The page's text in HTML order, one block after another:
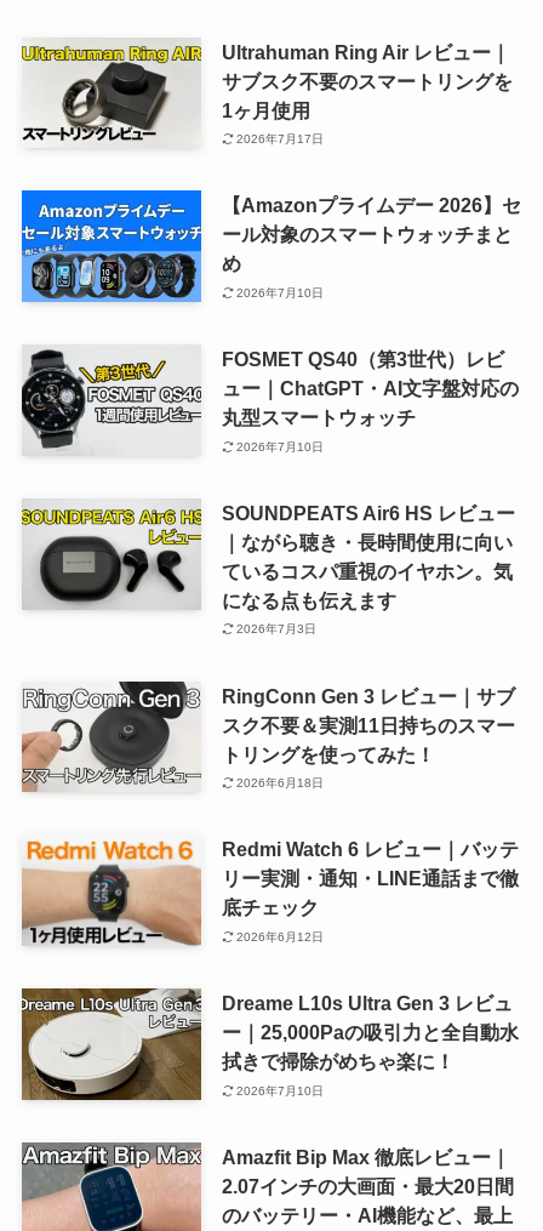
Ultrahuman Ring Air レビュー｜
サブスク不要のスマートリングを
1ヶ月使用
2026年7月17日
【Amazonプライムデー 2026】セ
ール対象のスマートウォッチまと
め
2026年7月10日
FOSMET QS40（第3世代）レビ
ュー｜ChatGPT・AI文字盤対応の
丸型スマートウォッチ
2026年7月10日
SOUNDPEATS Air6 HS レビュー
｜ながら聴き・長時間使用に向い
ているコスパ重視のイヤホン。気
になる点も伝えます
2026年7月3日
RingConn Gen 3 レビュー｜サブ
スク不要＆実測11日持ちのスマー
トリングを使ってみた！
2026年6月18日
Redmi Watch 6 レビュー｜バッテ
リー実測・通知・LINE通話まで徹
底チェック
2026年6月12日
Dreame L10s Ultra Gen 3 レビュ
ー｜25,000Paの吸引力と全自動水
拭きで掃除がめちゃ楽に！
2026年7月10日
Amazfit Bip Max 徹底レビュー｜
2.07インチの大画面・最大20日間
のバッテリー・AI機能など、最上